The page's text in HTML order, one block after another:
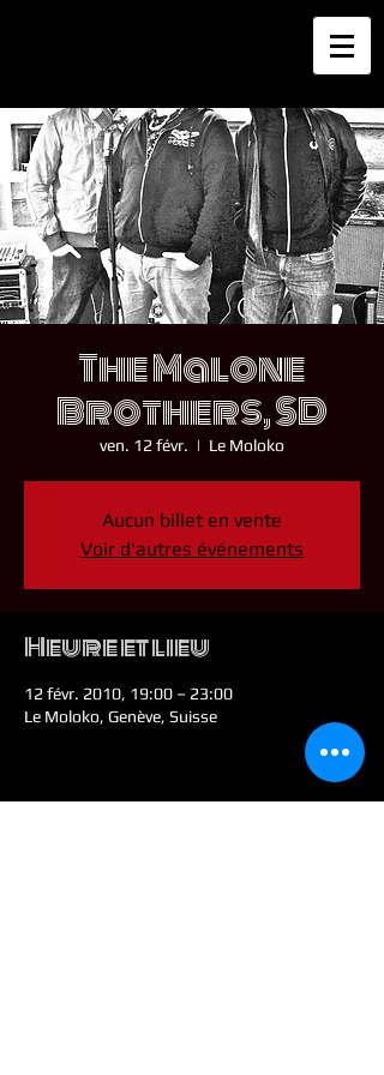
The Malone
Brothers, SD
ven. 12 févr.
  |
Le Moloko
Aucun billet en vente
Voir d'autres événements
Heure et lieu
12 févr. 2010, 19:00 – 23:00
Le Moloko, Genève, Suisse